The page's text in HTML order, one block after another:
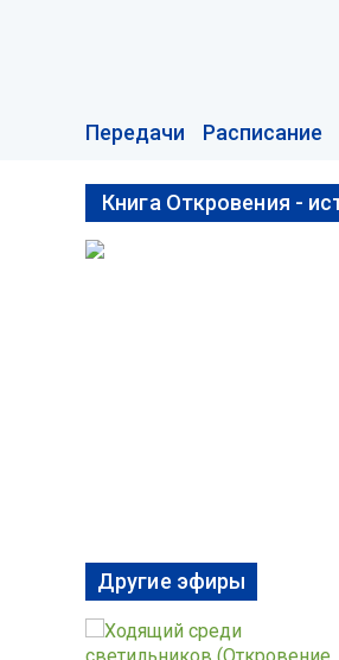
Передачи Расписание
Книга Откровения -
Другие эфиры